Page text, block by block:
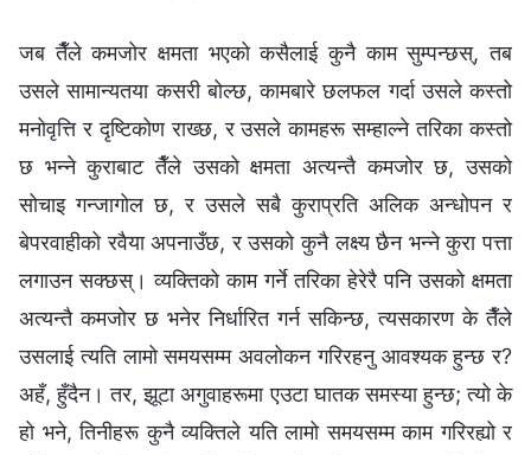
जब तैँले कमजोर क्षमता भएको कसैलाई कुनै काम सुम्पन्छस्, तब
उसले सामान्यतया कसरी बोल्छ, कामबारे छलफल गर्दा उसले कस्तो
मनोवृत्ति र दृष्टिकोण राख्छ, र उसले कामहरू सम्हाल्ने तरिका कस्तो
छ भन्ने कुराबाट तैँले उसको क्षमता अत्यन्तै कमजोर छ, उसको
सोचाइ गन्जागोल छ, र उसले सबै कुराप्रति अलिक अन्धोपन र
बेपरवाहीको रवैया अपनाउँछ, र उसको कुनै लक्ष्य छैन भन्‍ने कुरा पत्ता
लगाउन सक्छस्। व्यक्तिको काम गर्ने तरिका हेरेरै पनि उसको क्षमता
अत्यन्तै कमजोर छ भनेर निर्धारित गर्न सकिन्छ, त्यसकारण के तैँले
उसलाई त्यति लामो समयसम्म अवलोकन गरिरहनु आवश्यक हुन्छ र?
अहँ, हुँदैन। तर, झूटा अगुवाहरूमा एउटा घातक समस्या हुन्छ; त्यो के
हो भने, तिनीहरू कुनै व्यक्तिले यति लामो समयसम्म काम गरिरह्यो र